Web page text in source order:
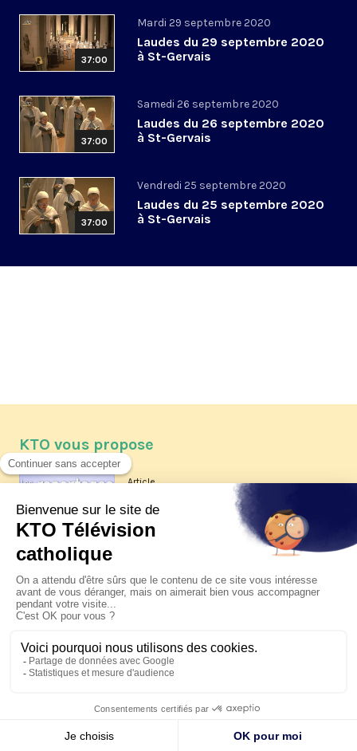
37:00
Mardi 29 septembre 2020
Laudes du 29 septembre 2020
à St-Gervais
37:00
Samedi 26 septembre 2020
Laudes du 26 septembre 2020
à St-Gervais
37:00
Vendredi 25 septembre 2020
Laudes du 25 septembre 2020
à St-Gervais
KTO vous propose
Article
Les reportages d'été 2026 de KTO
La visite pastorale du pape Léon
XIV à Assise à suivre sur KTO le
jeudi 6 août
Le pape en Uruguay, Argentine et
Pérou du 6 au 17 novembre 2026
© KTO 2026 — Mentions légales